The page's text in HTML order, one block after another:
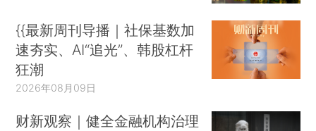
{{最新周刊导播｜社保基数加
速夯实、AI“追光”、韩股杠杆
狂潮
2026年08月09日
财新观察｜健全金融机构治理